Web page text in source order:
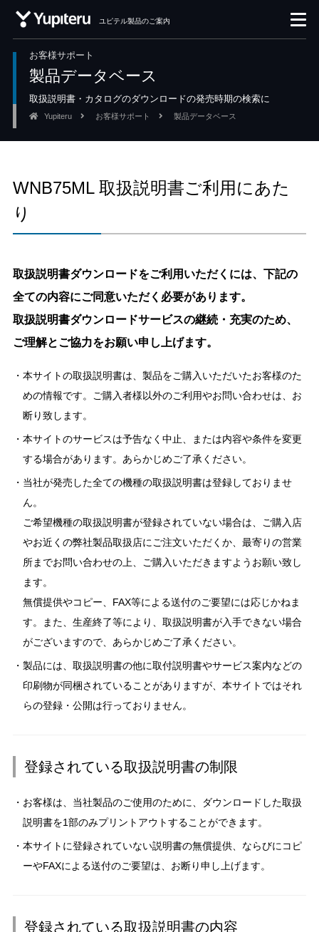
ユピテル製品のご案内
お客様サポート
製品データベース
取扱説明書・カタログのダウンロードの発売時期の検索に
Yupiteru お客様サポート 製品データベース
WNB75ML 取扱説明書ご利用にあた
り
取扱説明書ダウンロードをご利用いただくには、下記の
全ての内容にご同意いただく必要があります。
取扱説明書ダウンロードサービスの継続・充実のため、
ご理解とご協力をお願い申し上げます。
本サイトの取扱説明書は、製品をご購入いただいたお客様のた
めの情報です。ご購入者様以外のご利用やお問い合わせは、お
断り致します。
本サイトのサービスは予告なく中止、または内容や条件を変更
する場合があります。あらかじめご了承ください。
当社が発売した全ての機種の取扱説明書は登録しておりませ
ん。
ご希望機種の取扱説明書が登録されていない場合は、ご購入店
やお近くの弊社製品取扱店にご注文いただくか、最寄りの営業
所までお問い合わせの上、ご購入いただきますようお願い致し
ます。
無償提供やコピー、FAX等による送付のご要望には応じかねま
す。また、生産終了等により、取扱説明書が入手できない場合
がございますので、あらかじめご了承ください。
製品には、取扱説明書の他に取付説明書やサービス案内などの
印刷物が同梱されていることがありますが、本サイトではそれ
らの登録・公開は行っておりません。
登録されている取扱説明書の制限
お客様は、当社製品のご使用のために、ダウンロードした取扱
説明書を1部のみプリントアウトすることができます。
本サイトに登録されていない説明書の無償提供、ならびにコピ
ーやFAXによる送付のご要望は、お断り申し上げます。
登録されている取扱説明書の内容